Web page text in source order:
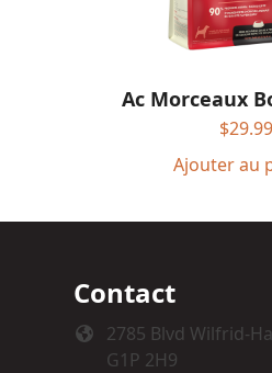
Ac Morceaux
$29.99
Ajouter au
Contact
2785 Blvd Wilfrid-
G1P 2H9